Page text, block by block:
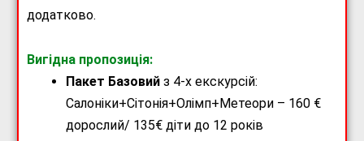
додатково.
Вигідна пропозиція:
Пакет Базовий з 4-х екскурсій:
Салоніки+Сітонія+Олімп+Метеори – 160 €
дорослий/ 135€ діти до 12 років